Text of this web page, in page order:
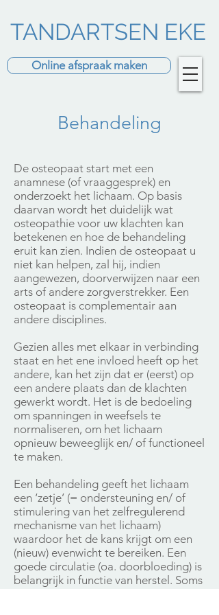
Online afspraak maken
TANDARTSEN EKE
Behandeling
De osteopaat start met een
anamnese (of vraaggesprek) en
onderzoekt het lichaam. Op basis
daarvan wordt het duidelijk wat
osteopathie voor uw klachten kan
betekenen en hoe de behandeling
eruit kan zien. Indien de osteopaat u
niet kan helpen, zal hij, indien
aangewezen, doorverwijzen naar een
arts of andere zorgverstrekker. Een
osteopaat is complementair aan
andere disciplines.
Gezien alles met elkaar in verbinding
staat en het ene invloed heeft op het
andere, kan het zijn dat er (eerst) op
een andere plaats dan de klachten
gewerkt wordt. Het is de bedoeling
om spanningen in weefsels te
normaliseren, om het lichaam
opnieuw beweeglijk en/ of functioneel
te maken.
Een behandeling geeft het lichaam
een ‘zetje’ (= ondersteuning en/ of
stimulering van het zelfregulerend
mechanisme van het lichaam)
waardoor het de kans krijgt om een
(nieuw) evenwicht te bereiken. Een
goede circulatie (oa. doorbloeding) is
belangrijk in functie van herstel. Soms